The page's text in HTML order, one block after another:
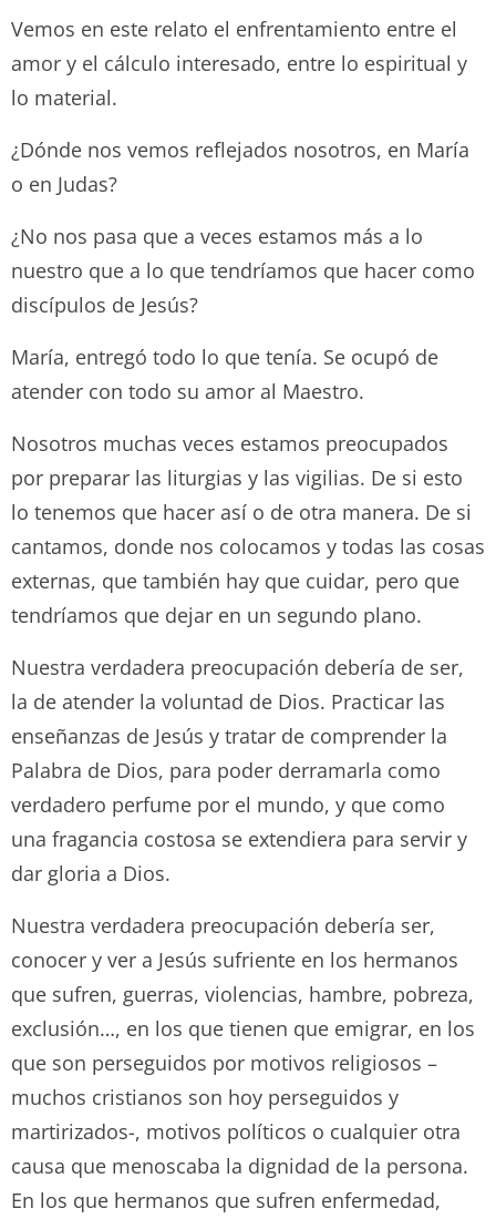
Vemos en este relato el enfrentamiento entre el
amor y el cálculo interesado, entre lo espiritual y
lo material.
¿Dónde nos vemos reflejados nosotros, en María
o en Judas?
¿No nos pasa que a veces estamos más a lo
nuestro que a lo que tendríamos que hacer como
discípulos de Jesús?
María, entregó todo lo que tenía. Se ocupó de
atender con todo su amor al Maestro.
Nosotros muchas veces estamos preocupados
por preparar las liturgias y las vigilias. De si esto
lo tenemos que hacer así o de otra manera. De si
cantamos, donde nos colocamos y todas las cosas
externas, que también hay que cuidar, pero que
tendríamos que dejar en un segundo plano.
Nuestra verdadera preocupación debería de ser,
la de atender la voluntad de Dios. Practicar las
enseñanzas de Jesús y tratar de comprender la
Palabra de Dios, para poder derramarla como
verdadero perfume por el mundo, y que como
una fragancia costosa se extendiera para servir y
dar gloria a Dios.
Nuestra verdadera preocupación debería ser,
conocer y ver a Jesús sufriente en los hermanos
que sufren, guerras, violencias, hambre, pobreza,
exclusión…, en los que tienen que emigrar, en los
que son perseguidos por motivos religiosos –
muchos cristianos son hoy perseguidos y
martirizados-, motivos políticos o cualquier otra
causa que menoscaba la dignidad de la persona.
En los que hermanos que sufren enfermedad,